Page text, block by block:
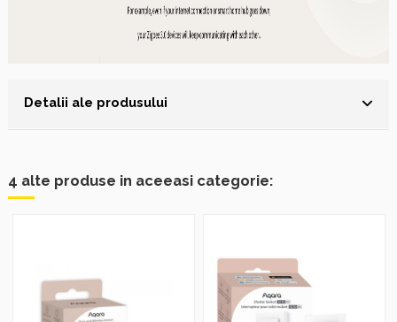
Detalii ale produsului
4 alte produse in aceeasi categorie: